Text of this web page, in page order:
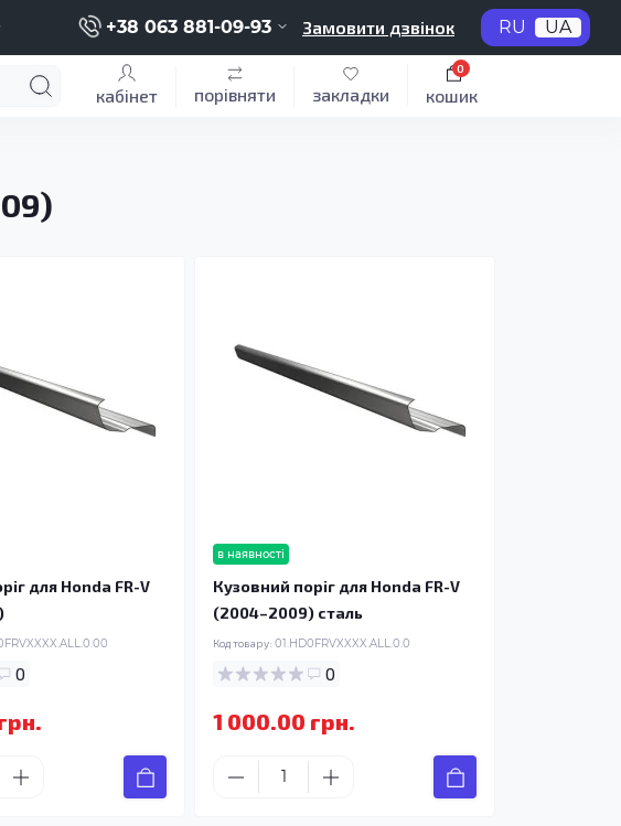
+38 063 881-09-93 Замовити дзвінок RU UA
кабінет порівняти закладки кошик
0
для Honda FR-V
0
в наявності
Кузовний поріг для Honda FR-V
(2004–2009) сталь
Код товару: 01.HD0FRVXXXX.ALL.0.0
0
1 000.00 грн.